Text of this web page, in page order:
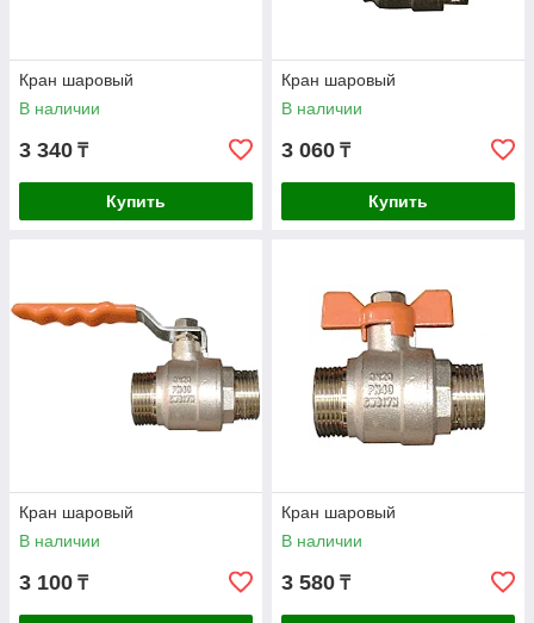
Кран шаровый
В наличии
3 340 ₸
Купить
Кран шаровый
В наличии
3 060 ₸
Купить
Кран шаровый
В наличии
3 100 ₸
Кран шаровый
В наличии
3 580 ₸